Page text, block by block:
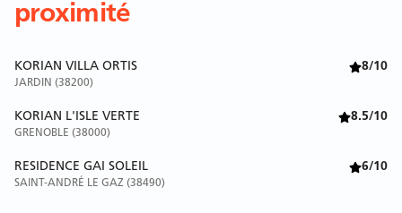
proximité
KORIAN VILLA ORTIS 8/10
JARDIN (38200)
KORIAN L'ISLE VERTE 8.5/10
GRENOBLE (38000)
RESIDENCE GAI SOLEIL 6/10
SAINT-ANDRÉ LE GAZ (38490)